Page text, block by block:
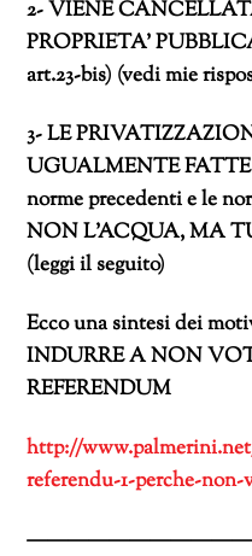
2- VIENE
PROPRIETA’
art.23-bis) (vedi mie
3- LE
UGUALMENTE FATTE
norme precedenti e le
NON L’ACQUA, MA
(leggi il seguito)
Ecco una sintesi dei
INDURRE A NON
REFERENDUM
http://
referendu-1-perche-
————————————